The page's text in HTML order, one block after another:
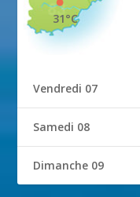
31°C
Vendredi 07
Samedi 08
Dimanche 09